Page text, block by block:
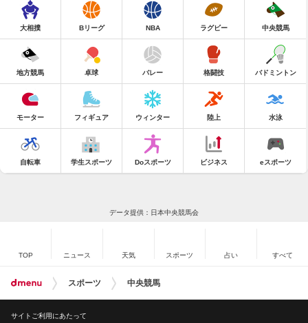
大相撲 Bリーグ NBA ラグビー 中央競馬
地方競馬 卓球 バレー 格闘技 バドミントン
モーター フィギュア ウィンター 陸上 水泳
自転車 学生スポーツ Doスポーツ ビジネス eスポーツ
データ提供：日本中央競馬会
TOP ニュース 天気 スポーツ 占い すべて
スポーツ 中央競馬
サイトご利用にあたって